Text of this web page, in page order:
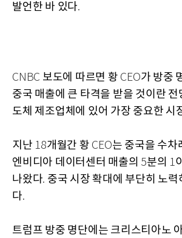
발언한 바 있다.
CNBC 보도에 따르면 황 CEO가 방중
중국 매출에 큰 타격을 받을 것이란 전
도체 제조업체에 있어 가장 중요한 시
지난 18개월간 황 CEO는 중국을 수차
엔비디아 데이터센터 매출의 5분의 1이
나왔다. 중국시장 확대에 부단히 노력
다.
트럼프 방중 명단에는 크리스티아노